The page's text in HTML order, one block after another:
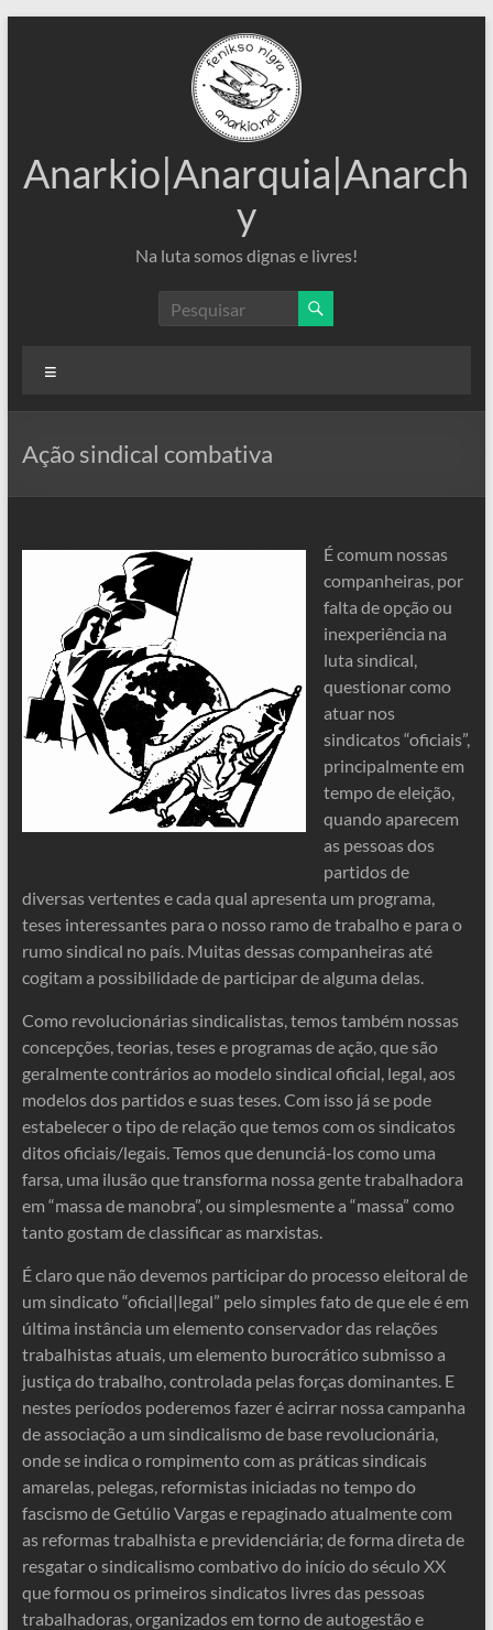
Anarkio|Anarquia|Anarch
y
Na luta somos dignas e livres!
Ação sindical combativa
É comum nossas
companheiras, por
falta de opção ou
inexperiência na
luta sindical,
questionar como
atuar nos
sindicatos “oficiais”,
principalmente em
tempo de eleição,
quando aparecem
as pessoas dos
partidos de
diversas vertentes e cada qual apresenta um programa,
teses interessantes para o nosso ramo de trabalho e para o
rumo sindical no país. Muitas dessas companheiras até
cogitam a possibilidade de participar de alguma delas.
Como revolucionárias sindicalistas, temos também nossas
concepções, teorias, teses e programas de ação, que são
geralmente contrários ao modelo sindical oficial, legal, aos
modelos dos partidos e suas teses. Com isso já se pode
estabelecer o tipo de relação que temos com os sindicatos
ditos oficiais/legais. Temos que denunciá-los como uma
farsa, uma ilusão que transforma nossa gente trabalhadora
em “massa de manobra”, ou simplesmente a “massa” como
tanto gostam de classificar as marxistas.
É claro que não devemos participar do processo eleitoral de
um sindicato “oficial|legal” pelo simples fato de que ele é em
última instância um elemento conservador das relações
trabalhistas atuais, um elemento burocrático submisso a
justiça do trabalho, controlada pelas forças dominantes. E
nestes períodos poderemos fazer é acirrar nossa campanha
de associação a um sindicalismo de base revolucionária,
onde se indica o rompimento com as práticas sindicais
amarelas, pelegas, reformistas iniciadas no tempo do
fascismo de Getúlio Vargas e repaginado atualmente com
as reformas trabalhista e previdenciária; de forma direta de
resgatar o sindicalismo combativo do início do século XX
que formou os primeiros sindicatos livres das pessoas
trabalhadoras, organizados em torno de autogestão e